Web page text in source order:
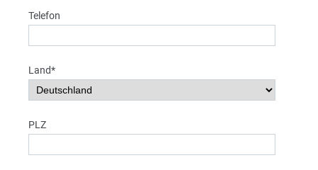
Telefon
Land*
PLZ